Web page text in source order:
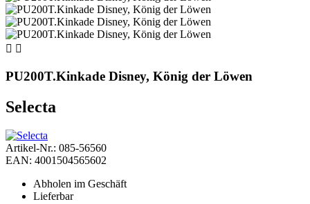
 
PU200T.Kinkade Disney, König der Löwen
Selecta
Artikel-Nr.: 085-56560
EAN: 4001504565602
Abholen im Geschäft
Lieferbar